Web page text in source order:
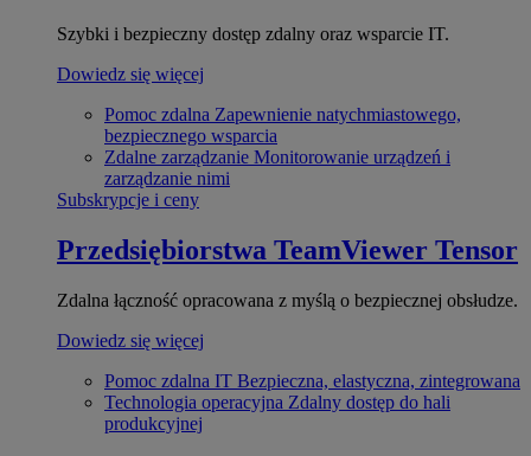
Szybki i bezpieczny dostęp zdalny oraz wsparcie IT.
Dowiedz się więcej
Pomoc zdalna Zapewnienie natychmiastowego,
bezpiecznego wsparcia
Zdalne zarządzanie Monitorowanie urządzeń i
zarządzanie nimi
Subskrypcje i ceny
Przedsiębiorstwa TeamViewer Tensor
Zdalna łączność opracowana z myślą o bezpiecznej obsłudze.
Dowiedz się więcej
Pomoc zdalna IT Bezpieczna, elastyczna, zintegrowana
Technologia operacyjna Zdalny dostęp do hali
produkcyjnej